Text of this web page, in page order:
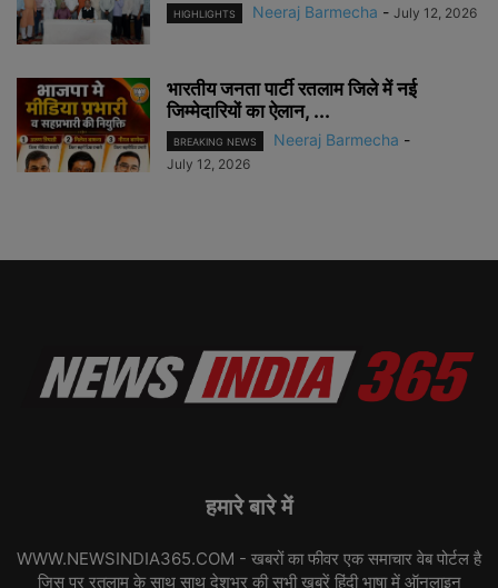
HIGHLIGHTS Neeraj Barmecha - July 12, 2026
भारतीय जनता पार्टी रतलाम जिले में नई
जिम्मेदारियों का ऐलान, ...
BREAKING NEWS Neeraj Barmecha -
July 12, 2026
हमारे बारे में
WWW.NEWSINDIA365.COM - खबरों का फीवर एक समाचार वेब पोर्टल है
जिस पर रतलाम के साथ साथ देशभर की सभी ख़बरें हिंदी भाषा में ऑनलाइन